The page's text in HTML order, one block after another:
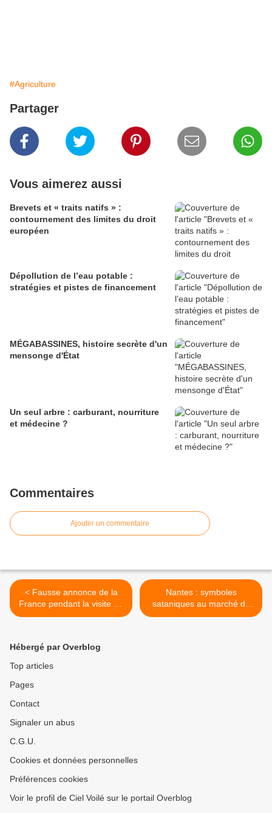
#Agriculture
Partager
Vous aimerez aussi
Brevets et « traits natifs » :
contournement des limites du droit
européen
Dépollution de l’eau potable :
stratégies et pistes de financement
MÉGABASSINES, histoire secrète d'un
mensonge d'État
Un seul arbre : carburant, nourriture
et médecine ?
Commentaires
Ajouter un commentaire
< Fausse annonce de la
France pendant la visite de
Putin en Inde !
Nantes : symboles
sataniques au marché de
Noël >
Hébergé par Overblog
Top articles
Pages
Contact
Signaler un abus
C.G.U.
Cookies et données personnelles
Préférences cookies
Voir le profil de Ciel Voilé sur le portail Overblog